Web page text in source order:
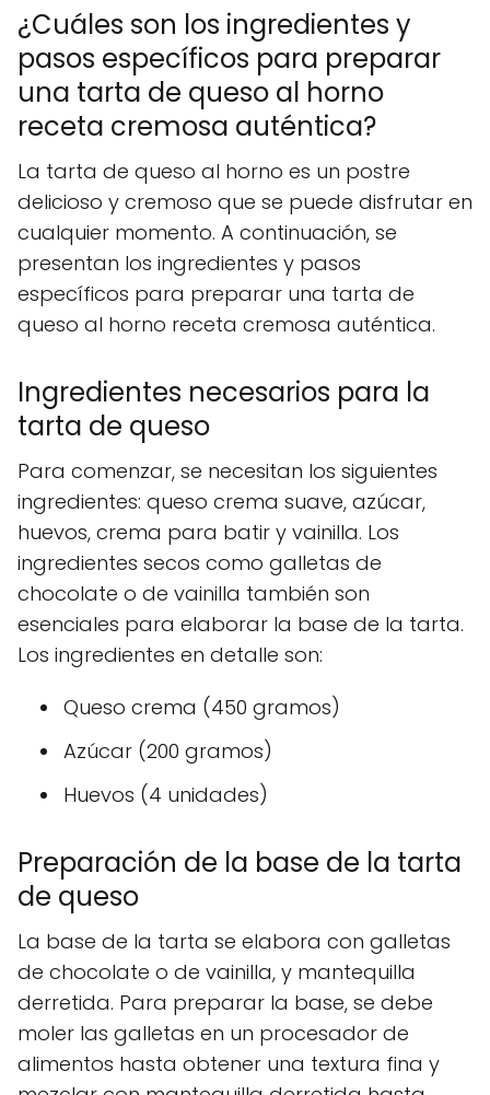
¿Cuáles son los ingredientes y
pasos específicos para preparar
una tarta de queso al horno
receta cremosa auténtica?
La tarta de queso al horno es un postre
delicioso y cremoso que se puede disfrutar en
cualquier momento. A continuación, se
presentan los ingredientes y pasos
específicos para preparar una tarta de
queso al horno receta cremosa auténtica.
Ingredientes necesarios para la
tarta de queso
Para comenzar, se necesitan los siguientes
ingredientes: queso crema suave, azúcar,
huevos, crema para batir y vainilla. Los
ingredientes secos como galletas de
chocolate o de vainilla también son
esenciales para elaborar la base de la tarta.
Los ingredientes en detalle son:
Queso crema (450 gramos)
Azúcar (200 gramos)
Huevos (4 unidades)
Preparación de la base de la tarta
de queso
La base de la tarta se elabora con galletas
de chocolate o de vainilla, y mantequilla
derretida. Para preparar la base, se debe
moler las galletas en un procesador de
alimentos hasta obtener una textura fina y